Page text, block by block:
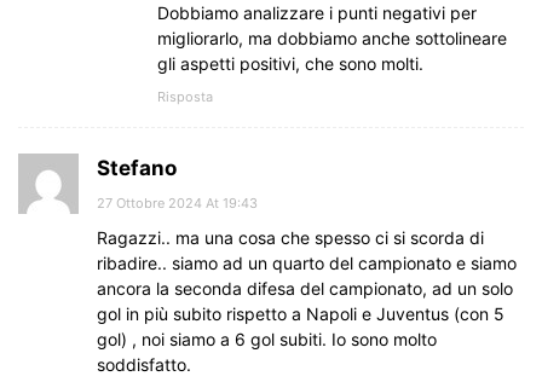
Dobbiamo analizzare i punti negativi per
migliorarlo, ma dobbiamo anche sottolineare
gli aspetti positivi, che sono molti.
Risposta
Stefano
27 Ottobre 2024 At 19:43
Ragazzi.. ma una cosa che spesso ci si scorda di
ribadire.. siamo ad un quarto del campionato e siamo
ancora la seconda difesa del campionato, ad un solo
gol in più subito rispetto a Napoli e Juventus (con 5
gol) , noi siamo a 6 gol subiti. Io sono molto
soddisfatto.